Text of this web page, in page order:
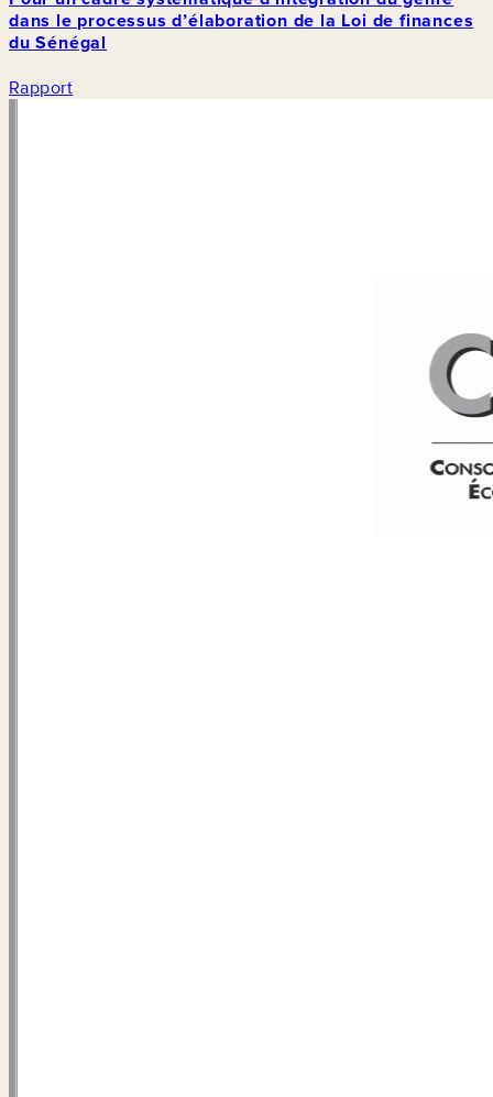
dans le processus d’élaboration de la Loi de finances
du Sénégal
Rapport